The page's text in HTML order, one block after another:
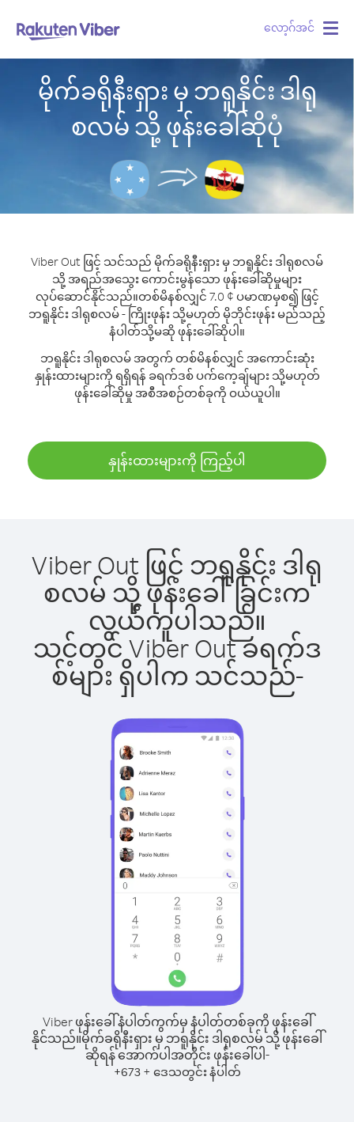
လော့ဂ်အင်
မိုက်ခရိုနီးရှား မှ ဘရူနိုင်း ဒါရု
စလမ် သို့ ဖုန်းခေါ်ဆိုပုံ
Viber Out ဖြင့် သင်သည် မိုက်ခရိုနီးရှား မှ ဘရူနိုင်း ဒါရုစလမ်
သို့ အရည်အသွေး ကောင်းမွန်သော ဖုန်းခေါ်ဆိုမှုများ
လုပ်ဆောင်နိုင်သည်။တစ်မိနစ်လျှင် 7.0 ¢ ပမာဏမှစ၍ ဖြင့်
ဘရူနိုင်း ဒါရုစလမ် - ကြိုးဖုန်း သို့မဟုတ် မိုဘိုင်းဖုန်း မည်သည့်
နံပါတ်သို့မဆို ဖုန်းခေါ်ဆိုပါ။
ဘရူနိုင်း ဒါရုစလမ် အတွက် တစ်မိနစ်လျှင် အကောင်းဆုံး
နှုန်းထားများကို ရရှိရန် ခရက်ဒစ် ပက်ကေ့ချ်များ သို့မဟုတ်
ဖုန်းခေါ်ဆိုမှု အစီအစဉ်တစ်ခုကို ဝယ်ယူပါ။
နှုန်းထားများကို ကြည့်ပါ
Viber Out ဖြင့် ဘရူနိုင်း ဒါရု
စလမ် သို့ ဖုန်းခေါ်ခြင်းက
လွယ်ကူပါသည်။
သင့်တွင် Viber Out ခရက်ဒ
စ်များ ရှိပါက သင်သည်-
Viber ဖုန်းခေါ်နံပါတ်ကွက်မှ နံပါတ်တစ်ခုကို ဖုန်းခေါ်
နိုင်သည်။မိုက်ခရိုနီးရှား မှ ဘရူနိုင်း ဒါရုစလမ် သို့ ဖုန်းခေါ်
ဆိုရန် အောက်ပါအတိုင်း ဖုန်းခေါ်ပါ-
+673+ ဒေသတွင်း နံပါတ်